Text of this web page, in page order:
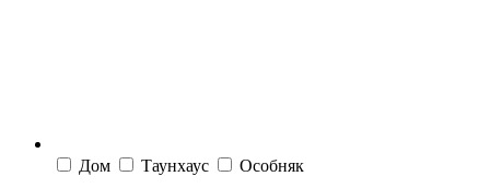
Дом Таунхаус Особняк